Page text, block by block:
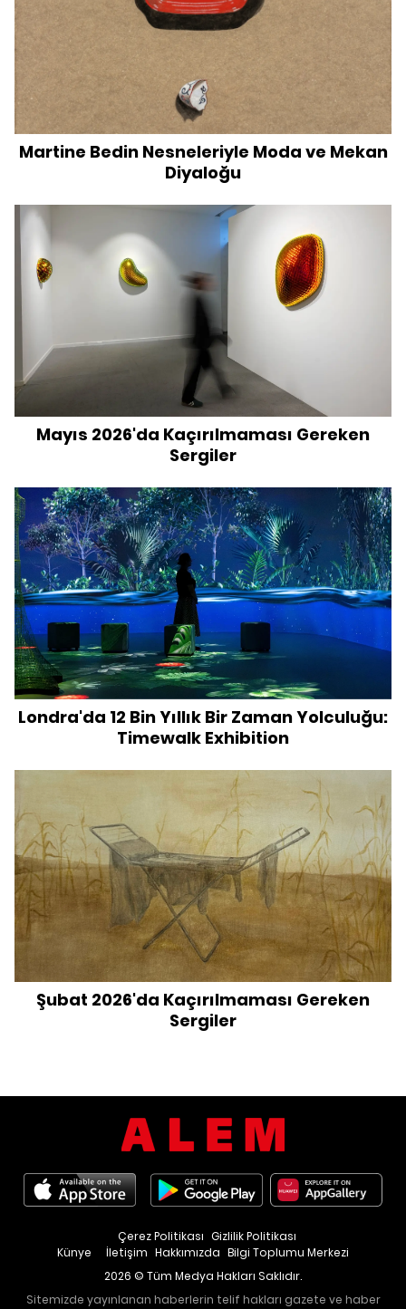
Martine Bedin Nesneleriyle Moda ve Mekan
Diyaloğu
Mayıs 2026'da Kaçırılmaması Gereken
Sergiler
Londra'da 12 Bin Yıllık Bir Zaman Yolculuğu:
Timewalk Exhibition
Şubat 2026'da Kaçırılmaması Gereken
Sergiler
Künye İletişim Hakkımızda Bilgi Toplumu Merkezi
Çerez Politikası Gizlilik Politikası
2026 © Tüm Medya Hakları Saklıdır.
Sitemizde yayınlanan haberlerin telif hakları gazete ve haber